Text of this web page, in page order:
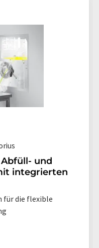
und
integrierten
für die flexible